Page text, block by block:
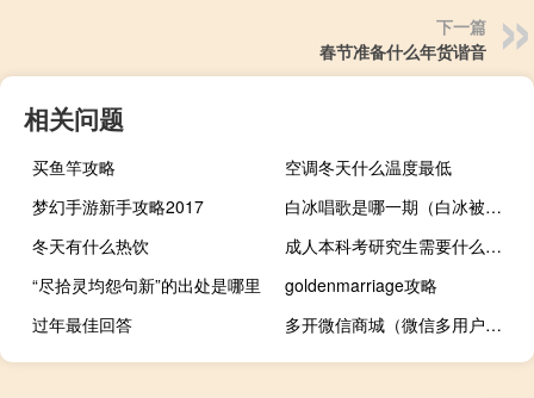
下一篇
春节准备什么年货谐音
相关问题
买鱼竿攻略
空调冬天什么温度最低
梦幻手游新手攻略2017
白冰唱歌是哪一期（白冰被后来唱哭）
冬天有什么热饮
成人本科考研究生需要什么条件（本科考研究生需要什么条件）
“尽拾灵均怨句新”的出处是哪里
goldenmarriage攻略
过年最佳回答
多开微信商城（微信多用户商城）